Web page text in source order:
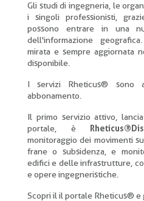
Gli studi di ingegneria, le
i singoli professionisti,
possono entrare in una
dell'informazione
mirata e sempre aggiornata
disponibile.
I servizi Rheticus® sono
abbonamento.
Il primo servizio attivo,
portale, è
monitoraggio dei movimenti
frane o subsidenza, e
edifici e delle infrastrutture,
e opere ingegneristiche.
Scopri il il portale Rheticus® e